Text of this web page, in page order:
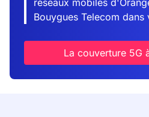
réseaux mobiles
Bouygues Telecom
La couverture 5G